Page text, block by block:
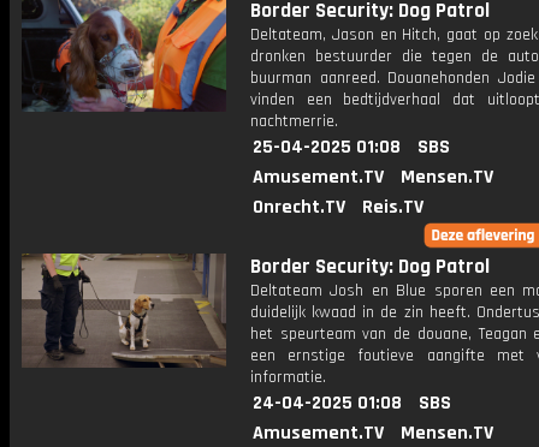
Border Security: Dog Patrol
Deltateam, Jason en Hitch, gaat op
dronken bestuurder die tegen de
buurman aanreed. Douanehonden
vinden een bedtijdverhaal dat
nachtmerrie.
25-04-2025 01:08
SBS
Amusement.TV
Mensen.TV
Onrecht.TV
Reis.TV
Border Security: Dog Patrol
Deltateam Josh en Blue sporen een
duidelijk kwaad in de zin heeft.
het speurteam van de douane, Teagan
een ernstige foutieve aangifte met
informatie.
24-04-2025 01:08
SBS
Amusement.TV
Mensen.TV